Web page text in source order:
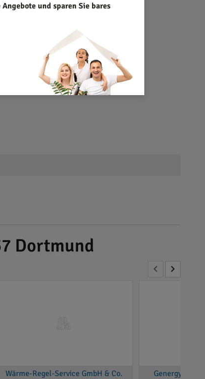
Dortmund
Wärme-Regel-Service GmbH & Co.
Genergy
und sparen Sie bares